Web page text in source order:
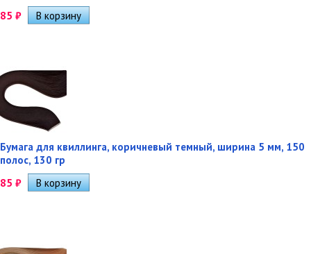
85 ₽
Бумага для квиллинга, коричневый темный, ширина 5 мм, 150
полос, 130 гр
85 ₽